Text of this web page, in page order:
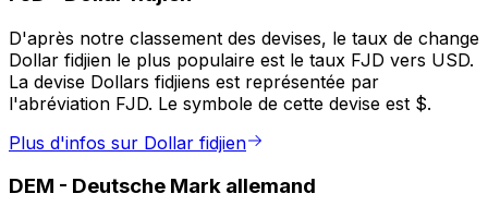
D'après notre classement des devises, le taux de change
Dollar fidjien le plus populaire est le taux FJD vers USD.
La devise Dollars fidjiens est représentée par
l'abréviation FJD. Le symbole de cette devise est $.
Plus d'infos sur Dollar fidjien
DEM - Deutsche Mark allemand